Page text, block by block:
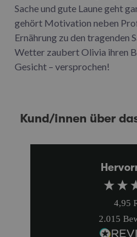
Sache und gute Laune geht
gehört Motivation neben
Ernährung zu den tragenden
Wetter zaubert Olivia ihren
Gesicht – versprochen!
Kund/innen über
4,95
2.015